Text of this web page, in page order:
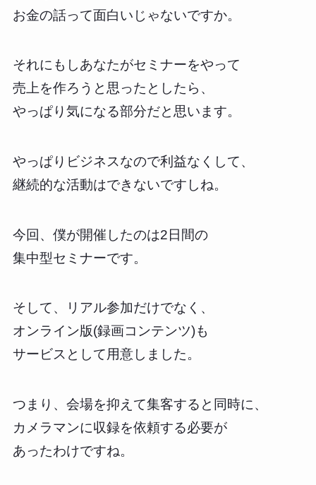
お金の話って面白いじゃないですか。
それにもしあなたがセミナーをやって
売上を作ろうと思ったとしたら、
やっぱり気になる部分だと思います。
やっぱりビジネスなので利益なくして、
継続的な活動はできないですしね。
今回、僕が開催したのは2日間の
集中型セミナーです。
そして、リアル参加だけでなく、
オンライン版(録画コンテンツ)も
サービスとして用意しました。
つまり、会場を抑えて集客すると同時に、
カメラマンに収録を依頼する必要が
あったわけですね。